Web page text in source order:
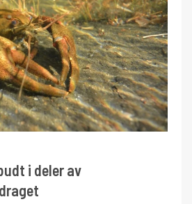
i deler av